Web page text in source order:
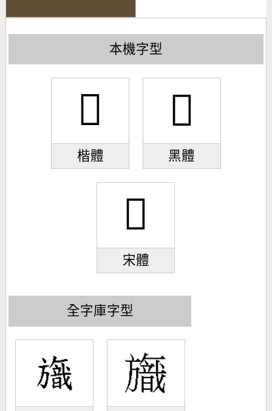
本機字型
𣄞
楷體
𣄞
黑體
𣄞
宋體
全字庫字型